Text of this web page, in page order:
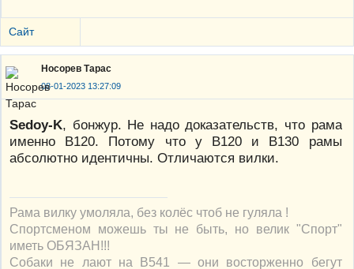
Сайт
Носорев Тарас
08-01-2023 13:27:09
Sedoy-K, бонжур. Не надо доказательств, что рама
именно В120. Потому что у В120 и В130 рамы
абсолютно идентичны. Отличаются вилки.
Рама вилку умоляла, без колёс чтоб не гуляла !
Спортсменом можешь ты не быть, но велик "Спорт"
иметь ОБЯЗАН!!!
Собаки не лают на В541 — они восторженно бегут